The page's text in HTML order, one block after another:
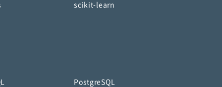
scikit-learn
PostgreSQL